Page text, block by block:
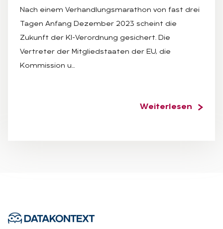
Nach einem Verhandlungsmarathon von fast drei
Tagen Anfang Dezember 2023 scheint die
Zukunft der KI-Verordnung gesichert. Die
Vertreter der Mitgliedstaaten der EU, die
Kommission u…
Weiterlesen